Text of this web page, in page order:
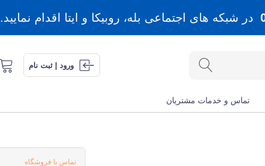
در شبکه های اجتماعی بله، روبیکا و ایتا اقدام نمایید.
ورود | ثبت نام
تماس و خدمات مشتریان
تماس با فروشگاه